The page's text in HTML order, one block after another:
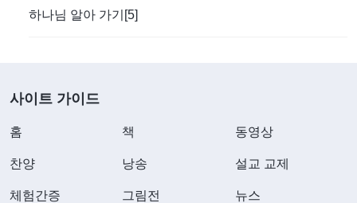
하나님 알아 가기[5]
사이트 가이드
홈 책 동영상
찬양 낭송 설교 교제
체험간증 그림전 뉴스